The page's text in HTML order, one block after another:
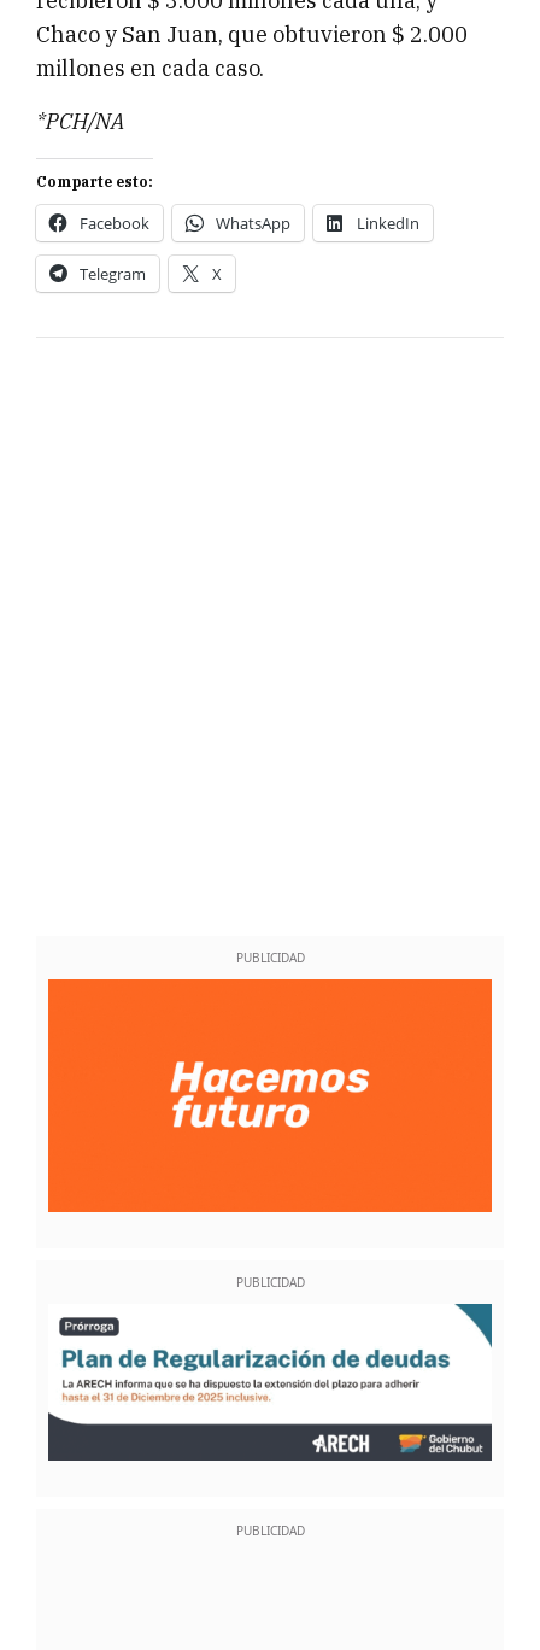
Chaco y San Juan, que obtuvieron $ 2.000
millones en cada caso.
*PCH/NA
Comparte esto:
Facebook WhatsApp LinkedIn
Telegram X